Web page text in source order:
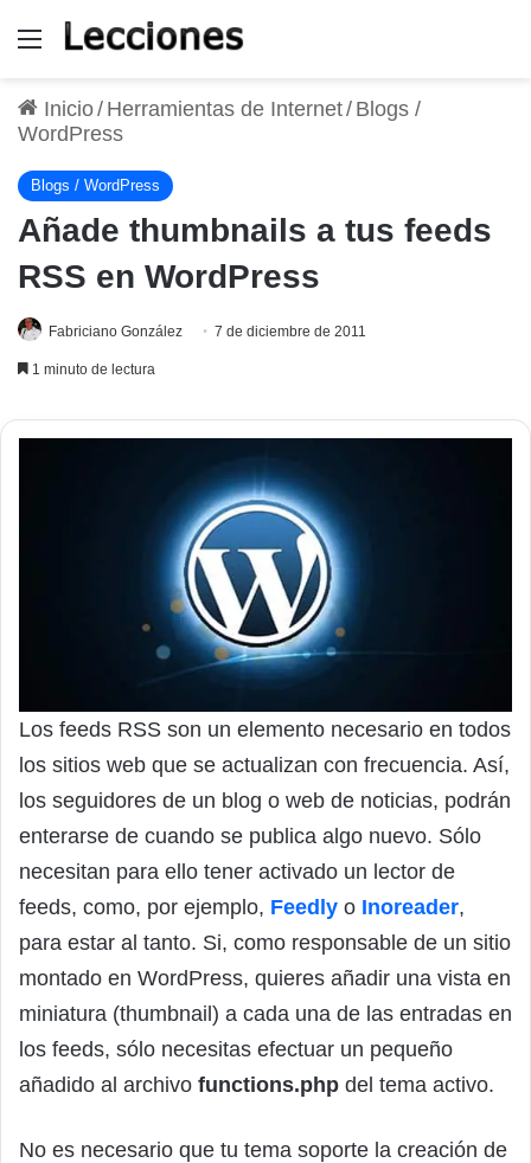
Menú
Inicio/ Herramientas de Internet/ Blogs /
WordPress
Blogs / WordPress
Añade thumbnails a tus feeds
RSS en WordPress
Fabriciano González 7 de diciembre de 2011
1 minuto de lectura
Los feeds RSS son un elemento necesario en todos
los sitios web que se actualizan con frecuencia. Así,
los seguidores de un blog o web de noticias, podrán
enterarse de cuando se publica algo nuevo. Sólo
necesitan para ello tener activado un lector de
feeds, como, por ejemplo, Feedly o Inoreader,
para estar al tanto. Si, como responsable de un sitio
montado en WordPress, quieres añadir una vista en
miniatura (thumbnail) a cada una de las entradas en
los feeds, sólo necesitas efectuar un pequeño
añadido al archivo functions.php del tema activo.
No es necesario que tu tema soporte la creación de